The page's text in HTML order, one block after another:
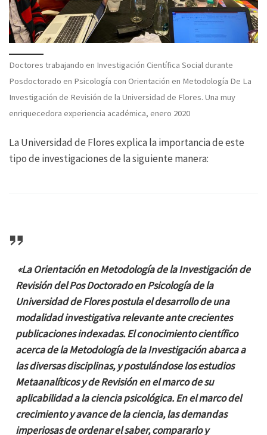
Doctores trabajando en Investigación Científica Social durante
Posdoctorado en Psicología con Orientación en Metodología De La
Investigación de Revisión de la Universidad de Flores. Una muy
enriquecedora experiencia académica, enero 2020
La Universidad de Flores explica la importancia de este
tipo de investigaciones de la siguiente manera:
«La Orientación en Metodología de la Investigación de
Revisión del Pos Doctorado en Psicología de la
Universidad de Flores postula el desarrollo de una
modalidad investigativa relevante ante crecientes
publicaciones indexadas. El conocimiento científico
acerca de la Metodología de la Investigación abarca a
las diversas disciplinas, y postulándose los estudios
Metaanalíticos y de Revisión en el marco de su
aplicabilidad a la ciencia psicológica. En el marco del
crecimiento y avance de la ciencia, las demandas
imperiosas de ordenar el saber, compararlo y